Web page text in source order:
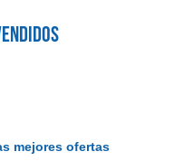
mejores ofertas